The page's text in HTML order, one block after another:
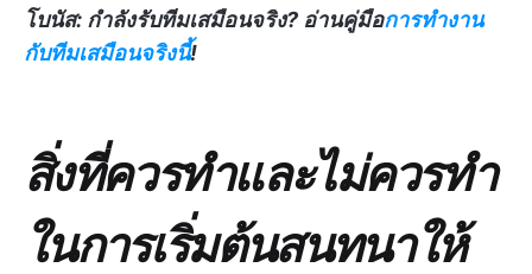
โบนัส: กำลังรับทีมเสมือนจริง? อ่านคู่มือการทำงาน
กับทีมเสมือนจริงนี้!
สิ่งที่ควรทำและไม่ควรทำ
ในการเริ่มต้นสนทนาให้